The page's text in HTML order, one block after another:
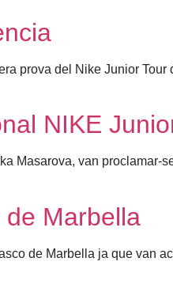
prova del Nike Junior
NIKE
Masarova, van proclamar-
de Marbella
de Marbella ja que van